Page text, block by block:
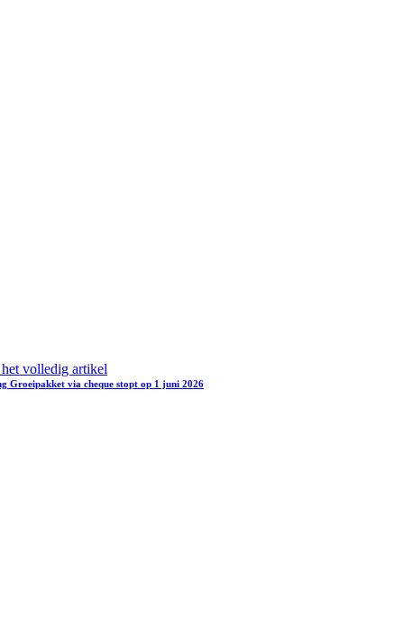
volledig artikel
Groeipakket via cheque stopt op 1 juni 2026